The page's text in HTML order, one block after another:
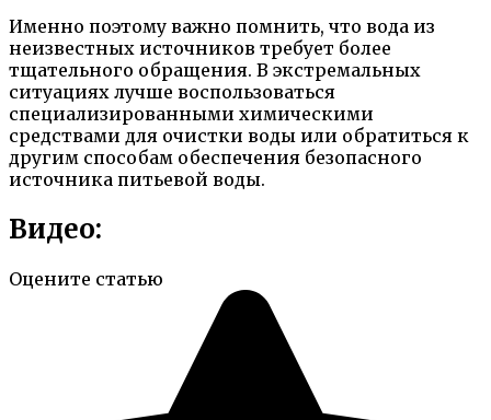
Именно поэтому важно помнить, что вода из
неизвестных источников требует более
тщательного обращения. В экстремальных
ситуациях лучше воспользоваться
специализированными химическими
средствами для очистки воды или обратиться к
другим способам обеспечения безопасного
источника питьевой воды.
Видео:
Оцените статью